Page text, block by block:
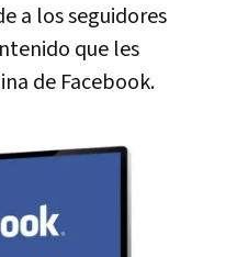
a los seguidores
que les
de Facebook.